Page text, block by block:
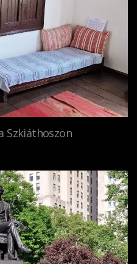
Szkiáthoszon